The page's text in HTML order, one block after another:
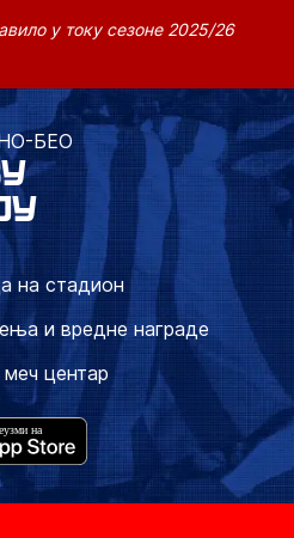
у току сезоне 2025/26
БЕО
на стадион
и вредне награде
меч центар